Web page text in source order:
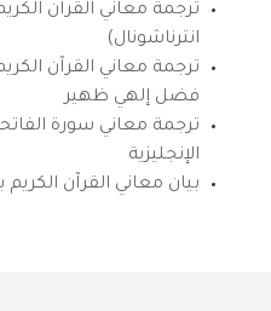
ترجمة معاني القرآن
انترناشونال)
ترجمة معاني القرآن
فضل إلهي ظهير
ترجمة معاني سورة
الإنجليزية
بيان معاني القرآن الكريم